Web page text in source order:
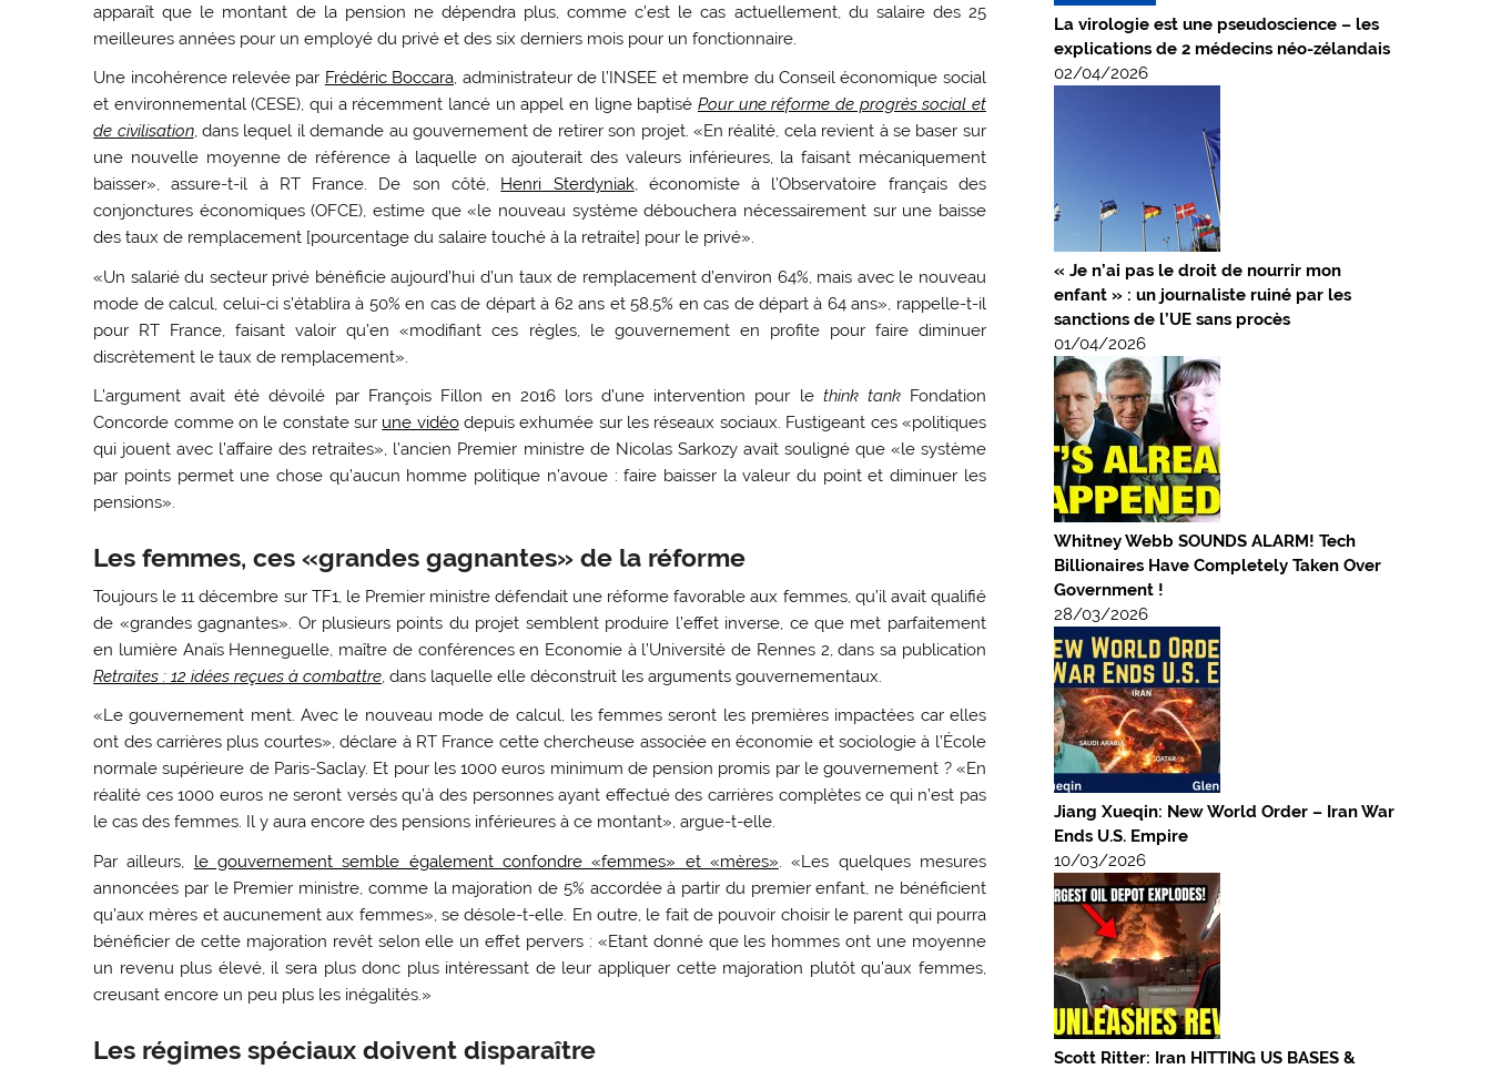
apparaît que le montant de la pension ne dépendra plus, comme c’est le cas actuellement, du salaire des 25
meilleures années pour un employé du privé et des six derniers mois pour un fonctionnaire.
Une incohérence relevée par Frédéric Boccara, administrateur de l’INSEE et membre du Conseil économique social
et environnemental (CESE), qui a récemment lancé un appel en ligne baptisé Pour une réforme de progrès social et
de civilisation, dans lequel il demande au gouvernement de retirer son projet. «En réalité, cela revient à se baser sur
une nouvelle moyenne de référence à laquelle on ajouterait des valeurs inférieures, la faisant mécaniquement
baisser», assure-t-il à RT France. De son côté, Henri Sterdyniak, économiste à l’Observatoire français des
conjonctures économiques (OFCE), estime que «le nouveau système débouchera nécessairement sur une baisse
des taux de remplacement [pourcentage du salaire touché à la retraite] pour le privé».
«Un salarié du secteur privé bénéficie aujourd’hui d’un taux de remplacement d’environ 64%, mais avec le nouveau
mode de calcul, celui-ci s’établira à 50% en cas de départ à 62 ans et 58,5% en cas de départ à 64 ans», rappelle-t-il
pour RT France, faisant valoir qu’en «modifiant ces règles, le gouvernement en profite pour faire diminuer
discrètement le taux de remplacement».
L’argument avait été dévoilé par François Fillon en 2016 lors d’une intervention pour le think tankFondation
Concorde comme on le constate sur une vidéodepuis exhumée sur les réseaux sociaux. Fustigeant ces «politiques
qui jouent avec l’affaire des retraites», l’ancien Premier ministre de Nicolas Sarkozy avait souligné que «le système
par points permet une chose qu’aucun homme politique n’avoue : faire baisser la valeur du point et diminuer les
pensions».
Les femmes, ces «grandes gagnantes» de la réforme
Toujours le 11 décembre sur TF1, le Premier ministre défendait une réforme favorable aux femmes, qu’il avait qualifié
de «grandes gagnantes». Or plusieurs points du projet semblent produire l’effet inverse, ce que met parfaitement
en lumière Anaïs Henneguelle, maître de conférences en Economie à l’Université de Rennes 2, dans sa publication
Retraites : 12 idées reçues à combattre, dans laquelle elle déconstruit les arguments gouvernementaux.
«Le gouvernement ment. Avec le nouveau mode de calcul, les femmes seront les premières impactées car elles
ont des carrières plus courtes», déclare à RT France cette chercheuse associée en économie et sociologie à l’École
normale supérieure de Paris-Saclay. Et pour les 1000 euros minimum de pension promis par le gouvernement ? «En
réalité ces 1000 euros ne seront versés qu’à des personnes ayant effectué des carrières complètes ce qui n’est pas
le cas des femmes. Il y aura encore des pensions inférieures à ce montant», argue-t-elle.
Par ailleurs, le gouvernement semble également confondre «femmes» et «mères» . «Les quelques mesures
annoncées par le Premier ministre, comme la majoration de 5% accordée à partir du premier enfant, ne bénéficient
qu’aux mères et aucunement aux femmes», se désole-t-elle. En outre, le fait de pouvoir choisir le parent qui pourra
bénéficier de cette majoration revêt selon elle un effet pervers : «Etant donné que les hommes ont une moyenne
un revenu plus élevé, il sera plus donc plus intéressant de leur appliquer cette majoration plutôt qu’aux femmes,
creusant encore un peu plus les inégalités.»
Les régimes spéciaux doivent disparaître
La virologie est une pseudoscience – les
explications de 2 médecins néo-zélandais
02/04/2026
« Je n’ai pas le droit de nourrir mon
enfant » : un journaliste ruiné par les
sanctions de l’UE sans procès
01/04/2026
Whitney Webb SOUNDS ALARM! Tech
Billionaires Have Completely Taken Over
Government !
28/03/2026
Jiang Xueqin: New World Order – Iran War
Ends U.S. Empire
10/03/2026
Scott Ritter: Iran HITTING US BASES &